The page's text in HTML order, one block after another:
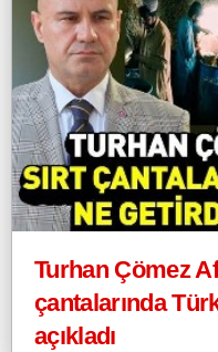
Turhan Çömez
çantalarında
açıkladı